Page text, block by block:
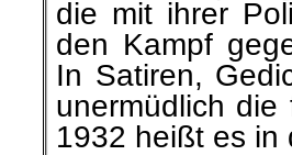
die mit ihrer
den Kampf
In Satiren,
unermüdlich die
1932 heißt es in